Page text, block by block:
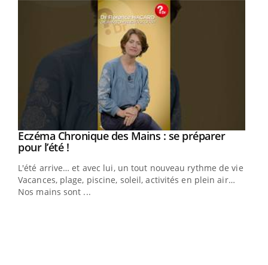
Youtube
Eczéma Chronique des Mains : se préparer
pour l’été !Youtube
L'été arrive… et avec lui, un tout nouveau rythme de vie !
Vacances, plage, piscine, soleil, activités en plein air…
Nos mains sont ...